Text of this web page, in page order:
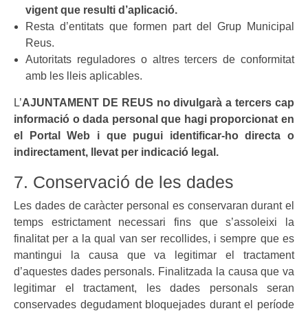
vigent que resulti d’aplicació.
Resta d’entitats que formen part del Grup Municipal
Reus.
Autoritats reguladores o altres tercers de conformitat
amb les lleis aplicables.
L’AJUNTAMENT DE REUS no divulgarà a tercers cap
informació o dada personal que hagi proporcionat en
el Portal Web i que pugui identificar-ho directa o
indirectament, llevat per indicació legal.
7. Conservació de les dades
Les dades de caràcter personal es conservaran durant el
temps estrictament necessari fins que s’assoleixi la
finalitat per a la qual van ser recollides, i sempre que es
mantingui la causa que va legitimar el tractament
d’aquestes dades personals. Finalitzada la causa que va
legitimar el tractament, les dades personals seran
conservades degudament bloquejades durant el període